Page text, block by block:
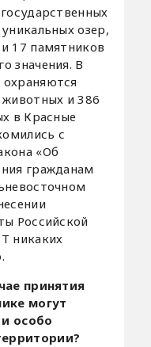
озер,
17 памятников
значения. В
и 386
в Красные
с
«Об
гражданам
Российской
никаких
принятия
могут
особо